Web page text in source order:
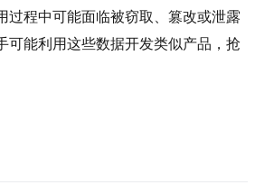
程中可能面临被窃取、篡改或泄露
可能利用这些数据开发类似产品，抢